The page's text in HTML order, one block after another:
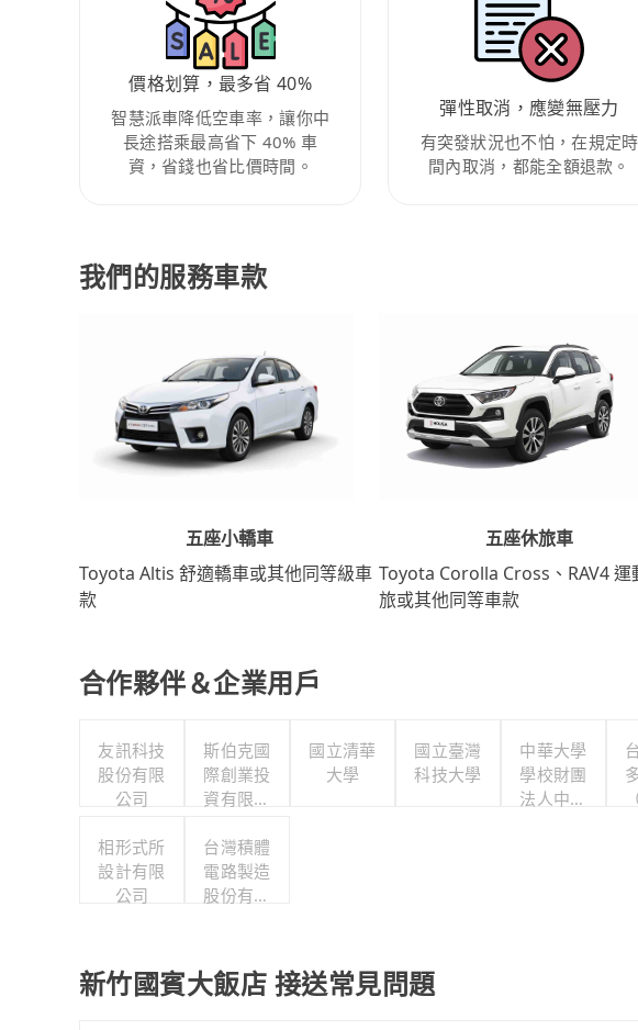
價格划算，最多省 40%
智慧派車降低空車率，讓你中
長途搭乘最高省下 40% 車
資，省錢也省比價時間。
彈性取消，應變無壓力
有突發狀況也不怕，在規定時
間內取消，都能全額退款。
我們的服務車款
五座小轎車
Toyota Altis 舒適轎車或其他同等級車
款
五座休旅車
Toyota Corolla Cross、RAV4 運
旅或其他同等車款
合作夥伴＆企業用戶
友訊科技
股份有限
公司
斯伯克國
際創業投
資有限公
國立清華
大學
國立臺灣
科技大學
中華大學
學校財團
法人中華
相形式所
設計有限
公司
台灣積體
電路製造
股份有限
新竹國賓大飯店 接送常見問題